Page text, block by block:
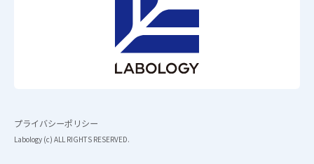
プライバシーポリシー
Labology (c) ALL RIGHTS RESERVED.